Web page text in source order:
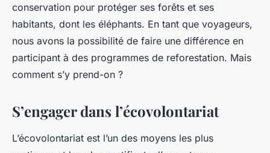
conservation pour protéger ses forêts et ses
habitants, dont les éléphants. En tant que voyageurs,
nous avons la possibilité de faire une différence en
participant à des programmes de reforestation. Mais
comment s’y prend-on ?
S’engager dans l’écovolontariat
L’écovolontariat est l’un des moyens les plus